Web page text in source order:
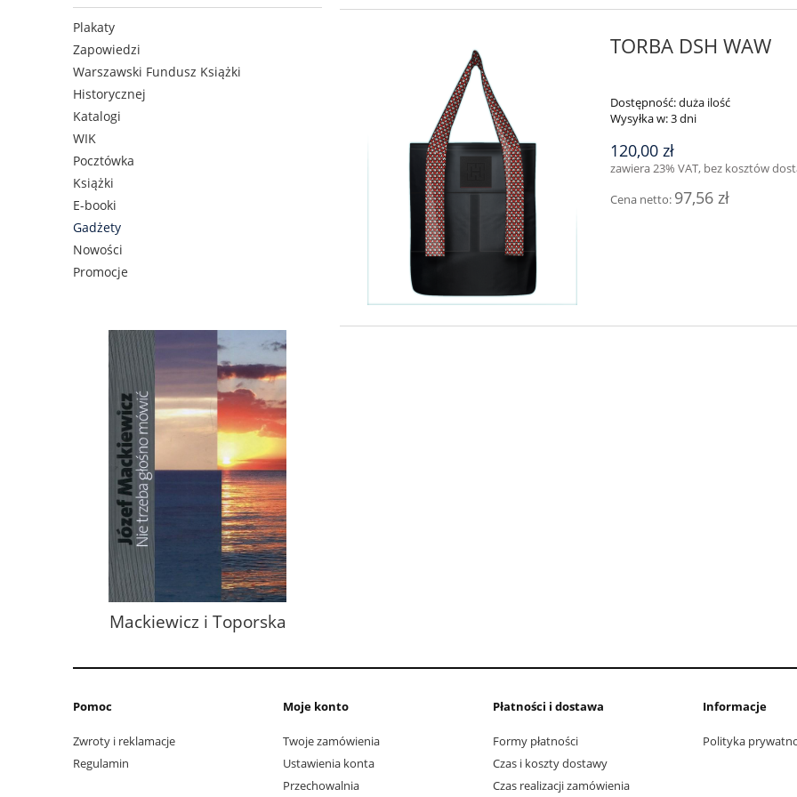
Plakaty
Zapowiedzi
Warszawski Fundusz Książki
Historycznej
Katalogi
WIK
Pocztówka
Książki
E-booki
Gadżety
Nowości
Promocje
Mackiewicz i Toporska
TORBA DSH WAW
Dostępność:duża ilość
Wysyłka w:3 dni
120,00 zł
zawiera 23% VAT, bez kosztów
Cena netto: 97,56 zł
Pomoc
Zwroty i reklamacje
Regulamin
Moje konto
Twoje zamówienia
Ustawienia konta
Przechowalnia
Płatności i dostawa
Formy płatności
Czas i koszty dostawy
Czas realizacji zamówienia
Informacje
Polityka